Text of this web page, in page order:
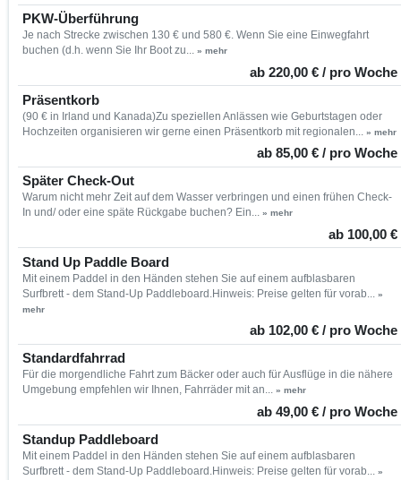
PKW-Überführung
Je nach Strecke zwischen 130 € und 580 €. Wenn Sie eine Einwegfahrt
buchen (d.h. wenn Sie Ihr Boot zu... » mehr
ab 220,00 € / pro Woche
Präsentkorb
(90 € in Irland und Kanada)Zu speziellen Anlässen wie Geburtstagen oder
Hochzeiten organisieren wir gerne einen Präsentkorb mit regionalen... » mehr
ab 85,00 € / pro Woche
Später Check-Out
Warum nicht mehr Zeit auf dem Wasser verbringen und einen frühen Check-
In und/ oder eine späte Rückgabe buchen? Ein... » mehr
ab 100,00 €
Stand Up Paddle Board
Mit einem Paddel in den Händen stehen Sie auf einem aufblasbaren
Surfbrett - dem Stand-Up Paddleboard.Hinweis: Preise gelten für vorab... »
mehr
ab 102,00 € / pro Woche
Standardfahrrad
Für die morgendliche Fahrt zum Bäcker oder auch für Ausflüge in die nähere
Umgebung empfehlen wir Ihnen, Fahrräder mit an... » mehr
ab 49,00 € / pro Woche
Standup Paddleboard
Mit einem Paddel in den Händen stehen Sie auf einem aufblasbaren
Surfbrett - dem Stand-Up Paddleboard.Hinweis: Preise gelten für vorab... »